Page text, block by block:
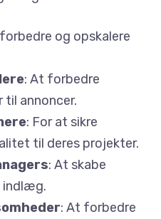
og opskalere
: At forbedre
til annoncer.
: For at sikre
til deres projekter.
: At skabe
indlæg.
: At forbedre